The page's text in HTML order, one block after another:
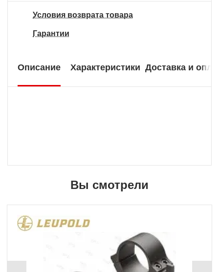
Условия возврата товара
Гарантии
Описание Характеристики Доставка и
Вы смотрели